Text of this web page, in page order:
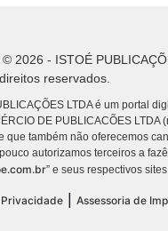
2026 - ISTOÉ
reservados.
LTDA é um portal
DE PUBLICACÕES
que também não oferecemos
autorizamos terceiros a
” e seus respectivos
Assessoria de